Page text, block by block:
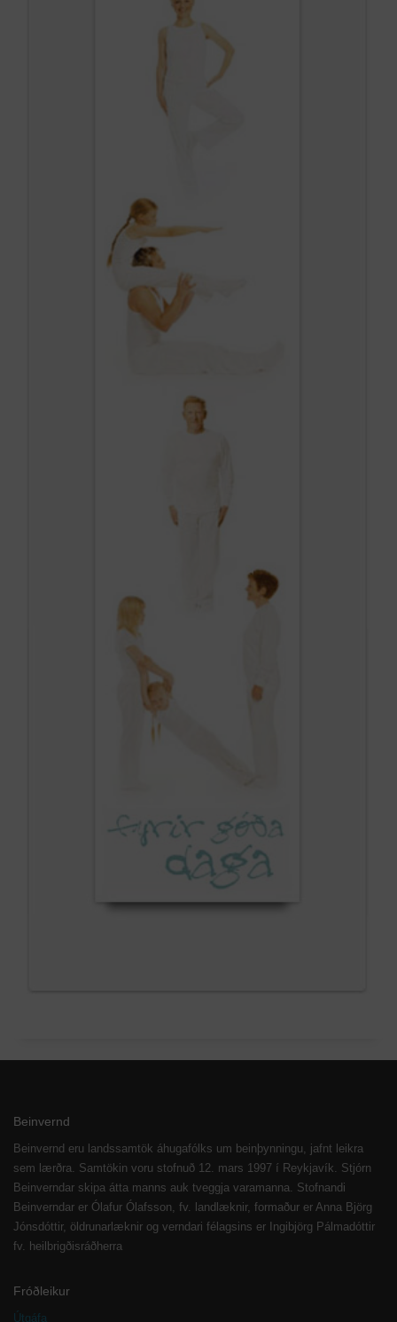
Beinvernd
Beinvernd eru landssamtök áhugafólks um beinþynningu, jafnt leikra
sem lærðra. Samtökin voru stofnuð 12. mars 1997 í Reykjavík. Stjórn
Beinverndar skipa átta manns auk tveggja varamanna. Stofnandi
Beinverndar er Ólafur Ólafsson, fv. landlæknir, formaður er Anna Björg
Jónsdóttir, öldrunarlæknir og verndari félagsins er Ingibjörg Pálmadóttir
fv. heilbrigðisráðherra
Fróðleikur
Útgáfa